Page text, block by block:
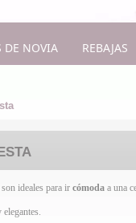
DE NOVIA REBAJAS
ideales para ir cómoda a una